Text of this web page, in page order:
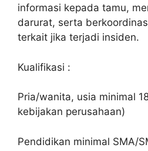
informasi kepada tamu,
darurat, serta
terkait jika terjadi insiden.
Kualifikasi :
Pria/wanita, usia minimal
kebijakan perusahaan)
Pendidikan minimal SMA/